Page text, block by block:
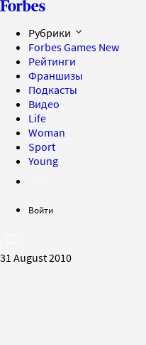
Рубрики
Forbes Games New
Рейтинги
Франшизы
Подкасты
Видео
Life
Woman
Sport
Young
Войти
31 August 2010